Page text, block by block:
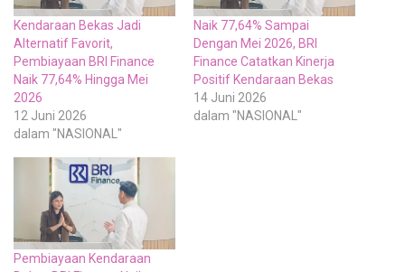
Kendaraan Bekas Jadi
Alternatif Favorit,
Pembiayaan BRI Finance
Naik 77,64% Hingga Mei
2026
12 Juni 2026
dalam "NASIONAL"
Naik 77,64% Sampai
Dengan Mei 2026, BRI
Finance Catatkan Kinerja
Positif Kendaraan Bekas
14 Juni 2026
dalam "NASIONAL"
Pembiayaan Kendaraan